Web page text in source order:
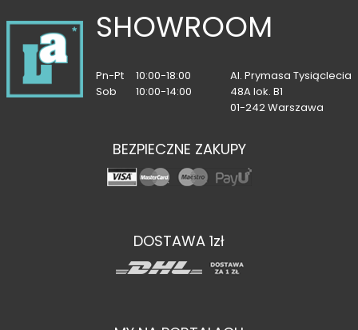
SHOWROOM
Pn-Pt
10:00-18:00
Sob
10:00-14:00
Al. Prymasa Tysiąclecia
48A lok. B1
01-242 Warszawa
BEZPIECZNE ZAKUPY
DOSTAWA 1zł